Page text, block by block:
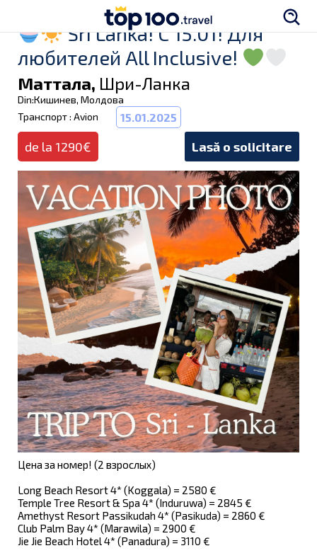
Sri Lanka! C 15.01! Для
любителей All Inclusive!
Маттала, Шри-Ланка
Din:Кишинев, Молдова
Транспорт : Avion
15.01.2025
de la 1290€ Lasă o solicitare
Цена за номер! (2 взрослых)
Long Beach Resort 4* (Koggala) = 2580 €
Temple Tree Resort & Spa 4* (Induruwa) = 2845 €
Amethyst Resort Passikudah 4* (Pasikuda) = 2860 €
Club Palm Bay 4* (Marawila) = 2900 €
Jie Jie Beach Hotel 4* (Panadura) = 3110 €